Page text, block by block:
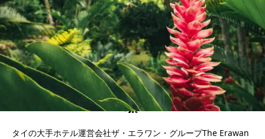
タイの大手ホテル運営会社ザ・エラワン・グループThe Erawan